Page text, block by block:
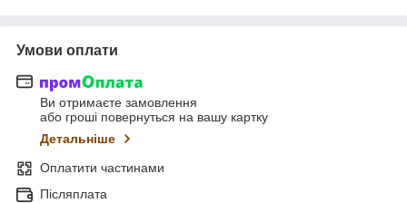
Умови оплати
Ви отримаєте замовлення
або гроші повернуться на вашу картку
Детальніше
Оплатити частинами
Післяплата